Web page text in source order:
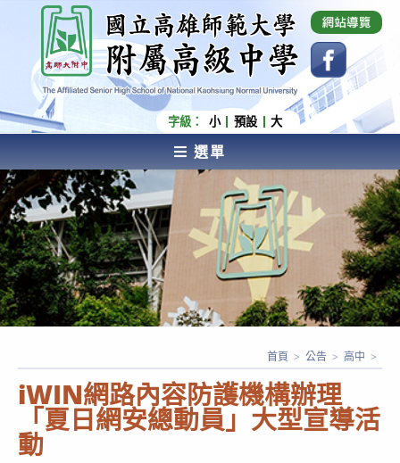
內
容
國立高雄師範大學附屬高級中學 Affiliated Senior
High School of National Kaohsiung Normal
University
字級： 小 預設 大
選單
AFFILIATED SENIOR HIGH SCHOOL OF NATIONAL
KAOHSIUNG NORMAL UNIVERSITY
iWIN網路內容防護機構辦理
「夏日網安總動員」大型宣導活
動
首頁 > 公告 > 高中 >